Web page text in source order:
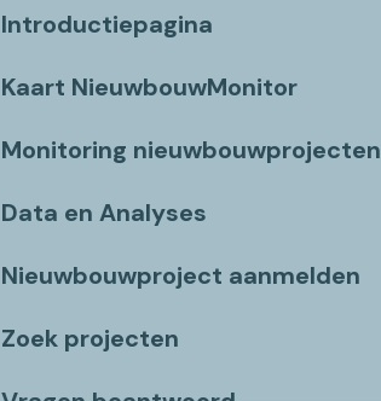
Introductiepagina
Kaart NieuwbouwMonitor
Monitoring nieuwbouwprojecten
Data en Analyses
Nieuwbouwproject aanmelden
Zoek projecten